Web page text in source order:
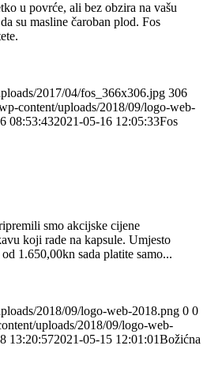
u povrće, ali bez obzira na vašu
su masline čaroban plod. Fos
2017/04/fos_366x306.jpg 306
content/uploads/2018/09/logo-web-
08:53:432021-05-16 12:05:33Fos
smo akcijske cijene
koji rade na kapsule. Umjesto
1.650,00kn sada platite samo...
2018/09/logo-web-2018.png 0 0
uploads/2018/09/logo-web-
13:20:572021-05-15 12:01:01Božićna